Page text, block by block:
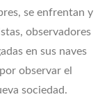
se enfrentan y
observadores
en sus naves
observar el
sociedad.